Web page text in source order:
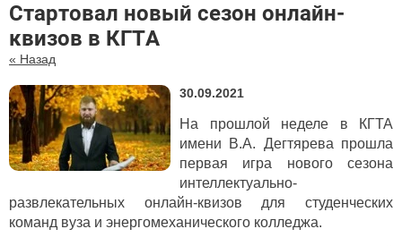
Стартовал новый сезон онлайн-
квизов в КГТА
« Назад
30.09.2021
На прошлой неделе в КГТА
имени В.А. Дегтярева прошла
первая игра нового сезона
интеллектуально-
развлекательных онлайн-квизов для студенческих
команд вуза и энергомеханического колледжа.